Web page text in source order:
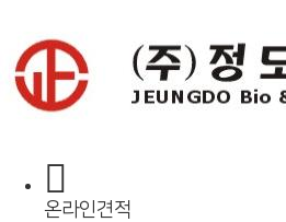
온라인견적